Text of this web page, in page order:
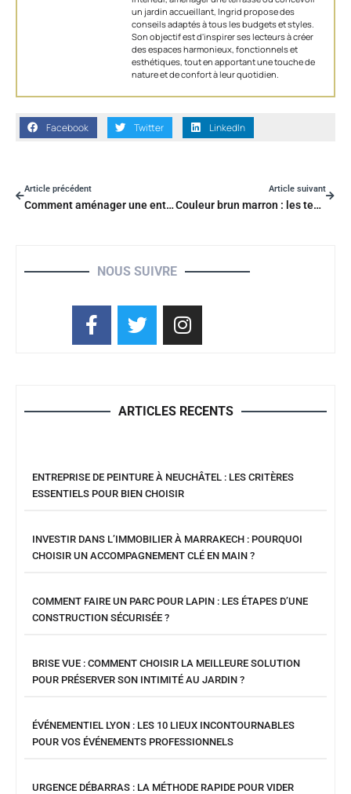
un jardin accueillant, Ingrid propose des
conseils adaptés à tous les budgets et styles.
Son objectif est d'inspirer ses lecteurs à créer
des espaces harmonieux, fonctionnels et
esthétiques, tout en apportant une touche de
nature et de confort à leur quotidien.
Facebook Twitter LinkedIn
Article précédent
Comment aménager une entrée chaleureuse et fonctionnelle (même si elle est petite) ?
Article suivant
Couleur brun marron : les tendances incontournables pour une maison chaleureuse
NOUS SUIVRE
ARTICLES RECENTS
ENTREPRISE DE PEINTURE À NEUCHÂTEL : LES CRITÈRES
ESSENTIELS POUR BIEN CHOISIR
INVESTIR DANS L’IMMOBILIER À MARRAKECH : POURQUOI
CHOISIR UN ACCOMPAGNEMENT CLÉ EN MAIN ?
COMMENT FAIRE UN PARC POUR LAPIN : LES ÉTAPES D’UNE
CONSTRUCTION SÉCURISÉE ?
BRISE VUE : COMMENT CHOISIR LA MEILLEURE SOLUTION
POUR PRÉSERVER SON INTIMITÉ AU JARDIN ?
ÉVÉNEMENTIEL LYON : LES 10 LIEUX INCONTOURNABLES
POUR VOS ÉVÉNEMENTS PROFESSIONNELS
URGENCE DÉBARRAS : LA MÉTHODE RAPIDE POUR VIDER